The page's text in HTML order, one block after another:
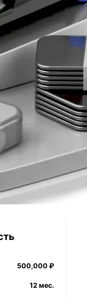
500,000 ₽
12 мес.